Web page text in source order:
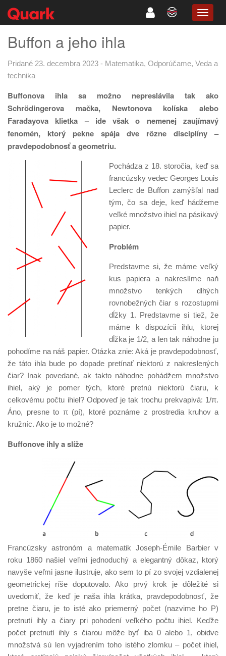
Buffon a jeho ihla
Pridané 23. decembra 2023 - Matematika, Odporúčame, Veda a
technika
Buffonova ihla sa možno nepreslávila tak ako
Schrödingerova mačka, Newtonova kolíska alebo
Faradayova klietka – ide však o nemenej zaujímavý
fenomén, ktorý pekne spája dve rôzne disciplíny –
pravdepodobnosť a geometriu.
Pochádza z 18. storočia, keď sa
francúzsky vedec Georges Louis
Leclerc de Buffon zamýšľal nad
tým, čo sa deje, keď hádžeme
veľké množstvo ihiel na pásikavý
papier.
Problém
Predstavme si, že máme veľký
kus papiera a nakreslíme naň
množstvo tenkých dlhých
rovnobežných čiar s rozostupmi
dĺžky 1. Predstavme si tiež, že
máme k dispozícii ihlu, ktorej
dĺžka je 1/2, a len tak náhodne ju
pohodíme na náš papier. Otázka znie: Aká je pravdepodobnosť,
že táto ihla bude po dopade pretínať niektorú z nakreslených
čiar? Inak povedané, ak takto náhodne pohádžem množstvo
ihiel, aký je pomer tých, ktoré pretnú niektorú čiaru, k
celkovému počtu ihiel? Odpoveď je tak trochu prekvapivá: 1/π.
Áno, presne to π (pí), ktoré poznáme z prostredia kruhov a
kružníc. Ako je to možné?
Buffonove ihly a slíže
Francúzsky astronóm a matematik Joseph-Émile Barbier v
roku 1860 našiel veľmi jednoduchý a elegantný dôkaz, ktorý
navyše veľmi jasne ilustruje, ako sem to pí zo svojej vzdialenej
geometrickej ríše doputovalo. Ako prvý krok je dôležité si
uvedomiť, že keď je naša ihla krátka, pravdepodobnosť, že
pretne čiaru, je to isté ako priemerný počet (nazvime ho P)
pretnutí ihly a čiary pri pohodení veľkého počtu ihiel. Keďže
počet pretnutí ihly s čiarou môže byť iba 0 alebo 1, obidve
množstvá sú len vyjadrením toho istého zlomku – počet ihiel,